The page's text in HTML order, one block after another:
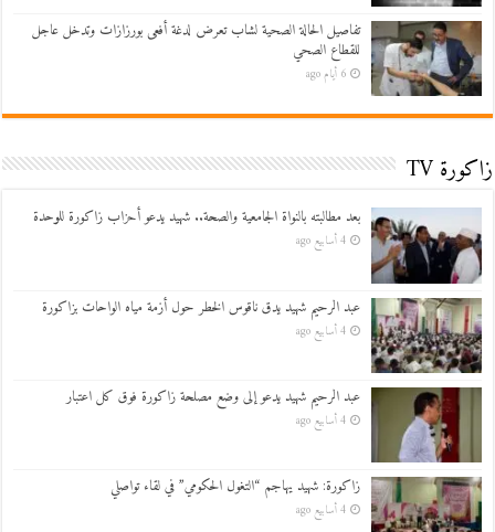
تفاصيل الحالة الصحية لشاب تعرض لدغة أفعى بورزازات وتدخل عاجل
للقطاع الصحي
6 أيام ago
زاكورة TV
بعد مطالبته بالنواة الجامعية والصحة.. شهيد يدعو أحزاب زاكورة للوحدة
4 أسابيع ago
عبد الرحيم شهيد يدق ناقوس الخطر حول أزمة مياه الواحات بزاكورة
4 أسابيع ago
عبد الرحيم شهيد يدعو إلى وضع مصلحة زاكورة فوق كل اعتبار
4 أسابيع ago
زاكورة: شهيد يهاجم “التغول الحكومي” في لقاء تواصلي
4 أسابيع ago